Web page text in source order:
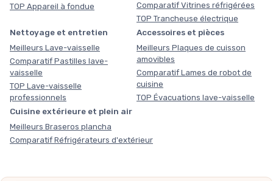
TOP Appareil à fondue
Comparatif Vitrines réfrigérées
TOP Trancheuse électrique
Nettoyage et entretien
Meilleurs Lave-vaisselle
Comparatif Pastilles lave-
vaisselle
TOP Lave-vaisselle
professionnels
Accessoires et pièces
Meilleurs Plaques de cuisson
amovibles
Comparatif Lames de robot de
cuisine
TOP Évacuations lave-vaisselle
Cuisine extérieure et plein air
Meilleurs Braseros plancha
Comparatif Réfrigérateurs d'extérieur